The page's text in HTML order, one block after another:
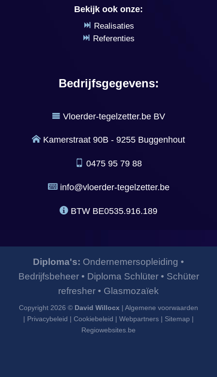
Bekijk ook onze:
Realisaties
Referenties
Bedrijfsgegevens:
Vloerder-tegelzetter.be BV
Kamerstraat 90B - 9255 Buggenhout
0475 95 79 88
info@vloerder-tegelzetter.be
BTW BE0535.916.189
Diploma's: Ondernemersopleiding •
Bedrijfsbeheer• Diploma Schlüter• Schüter
refresher • Glasmozaïek
Copyright 2026 © David Willocx | Algemene voorwaarden
| Privacybeleid | Cookiebeleid | Webpartners | Sitemap |
Regiowebsites.be